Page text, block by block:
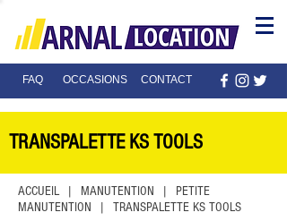
FAQ OCCASIONS CONTACT
TRANSPALETTE KS TOOLS
ACCUEIL | MANUTENTION |
PETITE
MANUTENTION | TRANSPALETTE KS TOOLS